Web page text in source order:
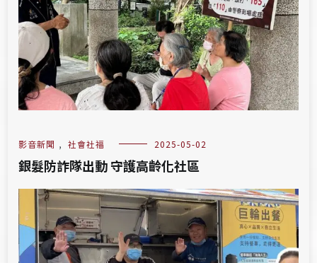
影音新聞 , 社會社福 2025-05-02
銀髮防詐隊出動 守護高齡化社區